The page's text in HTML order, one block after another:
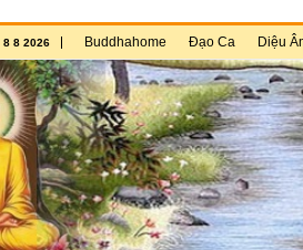
8 8 2026 Buddhahome Đạo Ca Diệu